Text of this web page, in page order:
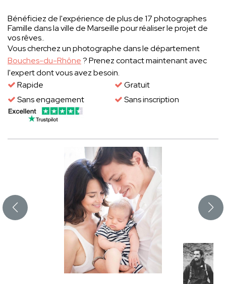
Bénéficiez de l'expérience de plus de 17 photographes
Famille dans la ville de Marseille pour réaliser le projet de
vos rêves..
Vous cherchez un photographe dans le département
Bouches-du-Rhône? Prenez contact maintenant avec
l'expert dont vous avez besoin.
Rapide
Gratuit
Sans engagement
Sans inscription